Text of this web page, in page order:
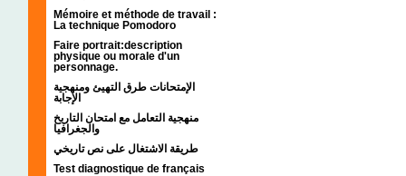
Mémoire et méthode de travail :
La technique Pomodoro
Faire portrait:description
physique ou morale d'un
personnage.
الإمتحانات طرق التهيئ ومنهجية
الإجابة
منهجية التعامل مع امتحان التاريخ
والجغرافيا
طريقة الاشتغال على نص تاريخي
Test diagnostique de français